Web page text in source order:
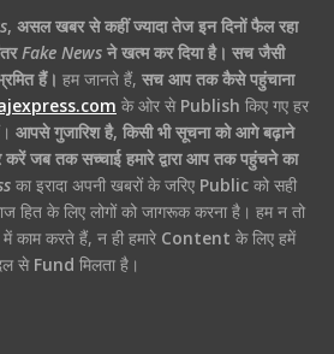
, असल खबर से कहीं ज्यादा तेज इन दिनों फैल रहा
Fake Newsने खत्म कर दिया है। सच जैसी
हैं। हम जानते हैं, सच आप तक कैसे पहुंचाना
के ओर से Publish किए गए हर
आपसे गुजारिश है, किसी भी सूचना को आगे बढ़ाने
जब तक सच्चाई हमारे द्वारा आप तक पहुंचने का
का इरादा अपनी खबरों के जरिए Publicको सही
हित के लिए लोगों को जागरूक करना है। हम न तो
काम करते हैं, न ही हमारे Content के लिए हमें
से Fund मिलता है।